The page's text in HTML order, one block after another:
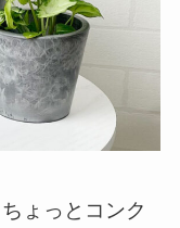
ょっとコンク